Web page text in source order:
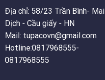
Địa chỉ: 58/23 Trần Bình- Mai
Dịch - Cầu giấy - HN
Mail: tupacovn@gmail.com
Hotline:0817968555-
0817968555